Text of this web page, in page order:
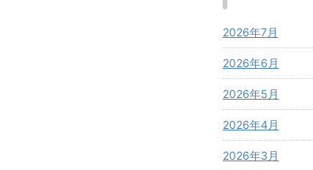
2026年7月
2026年6月
2026年5月
2026年4月
2026年3月